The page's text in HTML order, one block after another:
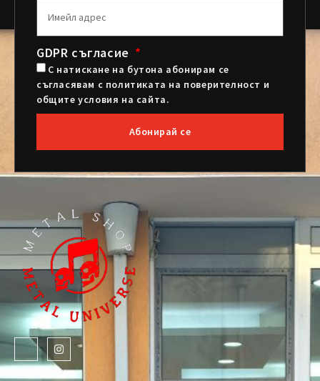
GDPR съгласие
С натискане на бутона абонирам се
съгласявам с политиката на поверителност и
общите условия на сайта.
Абонирай се